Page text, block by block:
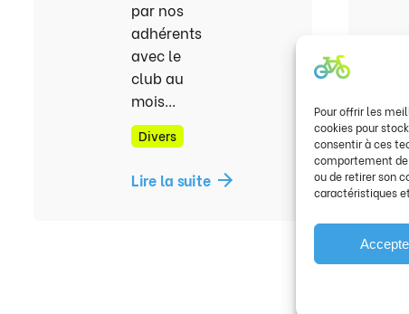
Pour offrir les
cookies pour
consentir à ces
comportement de
ou de retirer son
caractéristiques
par nos
adhérents
avec le
club au
mois...
Divers
Lire la suite